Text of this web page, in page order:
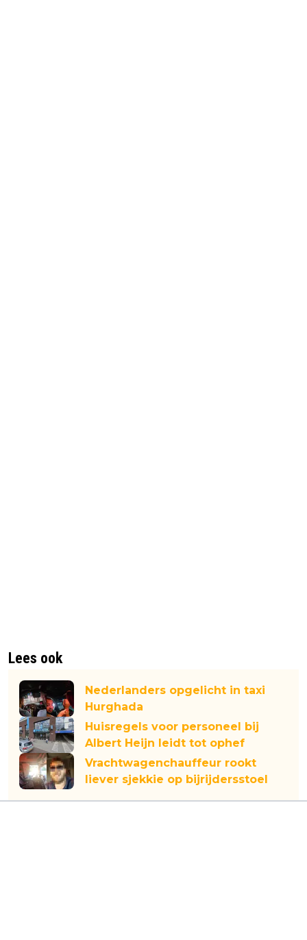
Lees ook
Nederlanders opgelicht in taxi
Hurghada
Huisregels voor personeel bij
Albert Heijn leidt tot ophef
Vrachtwagenchauffeur rookt
liever sjekkie op bijrijdersstoel